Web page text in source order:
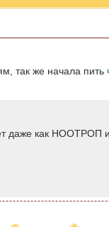
так же начала пить
даже как НООТРОП